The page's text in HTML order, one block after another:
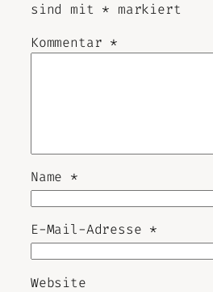
sind mit * markiert
Kommentar *
Name *
E-Mail-Adresse *
Website